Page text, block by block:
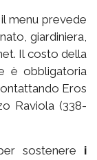
il menu prevede
giardiniera,
Il costo della
è obbligatoria
Eros
Raviola (338-
sostenere i